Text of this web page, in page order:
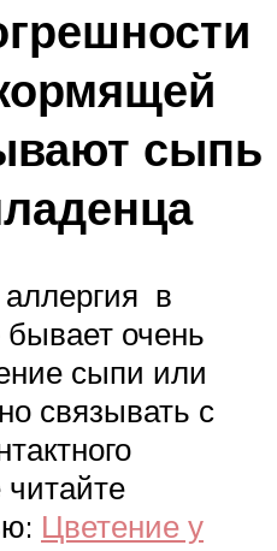
сыпь
в
бывает очень
сыпи или
связывать с
Цветение у